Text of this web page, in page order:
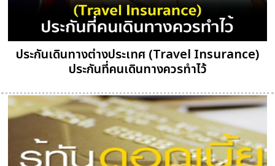
ประกันเดินทางต่างประเทศ (Travel Insurance)
ประกันที่คนเดินทางควรทำไว้